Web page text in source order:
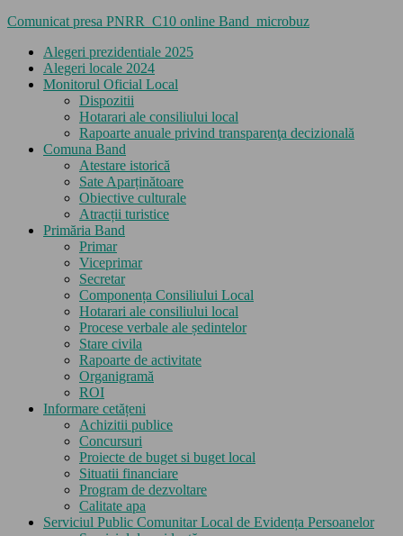
Comunicat presa PNRR_C10 online Band_microbuz
Alegeri prezidentiale 2025
Alegeri locale 2024
Monitorul Oficial Local
Dispozitii
Hotarari ale consiliului local
Rapoarte anuale privind transparenţa decizională
Comuna Band
Atestare istorică
Sate Aparținătoare
Obiective culturale
Atracții turistice
Primăria Band
Primar
Viceprimar
Secretar
Componența Consiliului Local
Hotarari ale consiliului local
Procese verbale ale ședintelor
Stare civila
Rapoarte de activitate
Organigramă
ROI
Informare cetățeni
Achizitii publice
Concursuri
Proiecte de buget si buget local
Situatii financiare
Program de dezvoltare
Calitate apa
Serviciul Public Comunitar Local de Evidența Persoanelor